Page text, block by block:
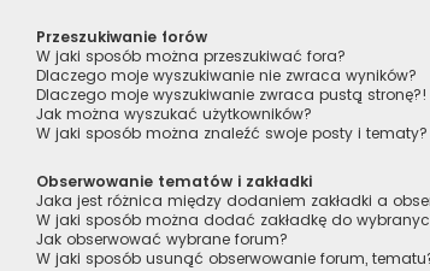
Przeszukiwanie forów
W jaki sposób można przeszukiwać fora?
Dlaczego moje wyszukiwanie nie zwraca wyników?
Dlaczego moje wyszukiwanie zwraca pustą stronę?!
Jak można wyszukać użytkowników?
W jaki sposób można znaleźć swoje posty i tematy?
Obserwowanie tematów i zakładki
Jaka jest różnica między dodaniem zakładki a
W jaki sposób można dodać zakładkę do
Jak obserwować wybrane forum?
W jaki sposób usunąć obserwowanie forum,